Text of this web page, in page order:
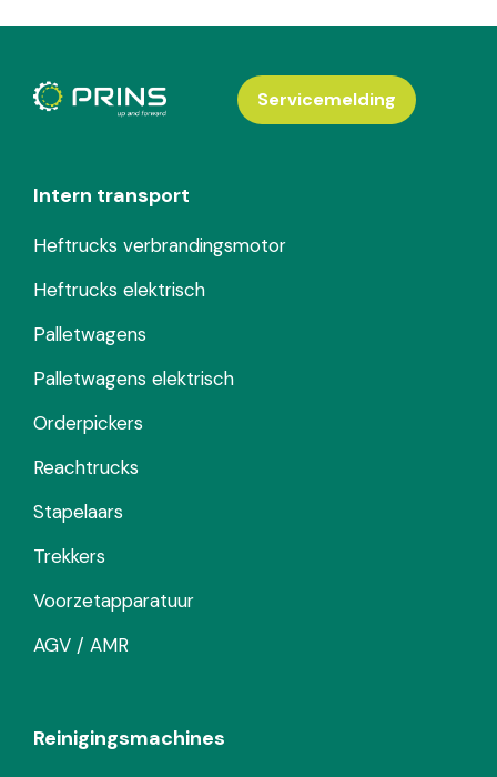
Intern transport
Heftrucks verbrandingsmotor
Heftrucks elektrisch
Palletwagens
Palletwagens elektrisch
Orderpickers
Reachtrucks
Stapelaars
Trekkers
Voorzetapparatuur
AGV / AMR
Reinigingsmachines
Servicemelding